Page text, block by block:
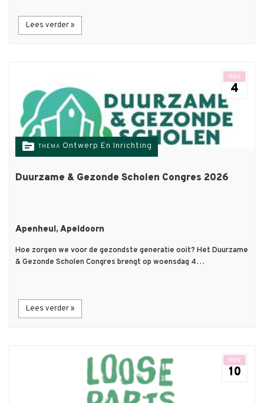
Lees verder »
nov
4
topic THEMA Ontwerp En Inrichting
Duurzame & Gezonde Scholen Congres 2026
Apenheul, Apeldoorn
Hoe zorgen we voor de gezondste generatie ooit? Het Duurzame
& Gezonde Scholen Congres brengt op woensdag 4…
Lees verder »
nov
10